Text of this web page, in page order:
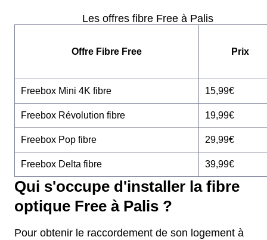
Les offres fibre Free à Palis
Offre Fibre Free Prix
Freebox Mini 4K fibre 15,99€
Freebox Révolution fibre 19,99€
Freebox Pop fibre 29,99€
Freebox Delta fibre 39,99€
Qui s'occupe d'installer la fibre
optique Free à Palis ?
Pour obtenir le raccordement de son logement à